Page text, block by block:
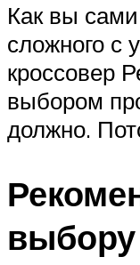
Как вы
сложного с
кроссовер
выбором
должно.